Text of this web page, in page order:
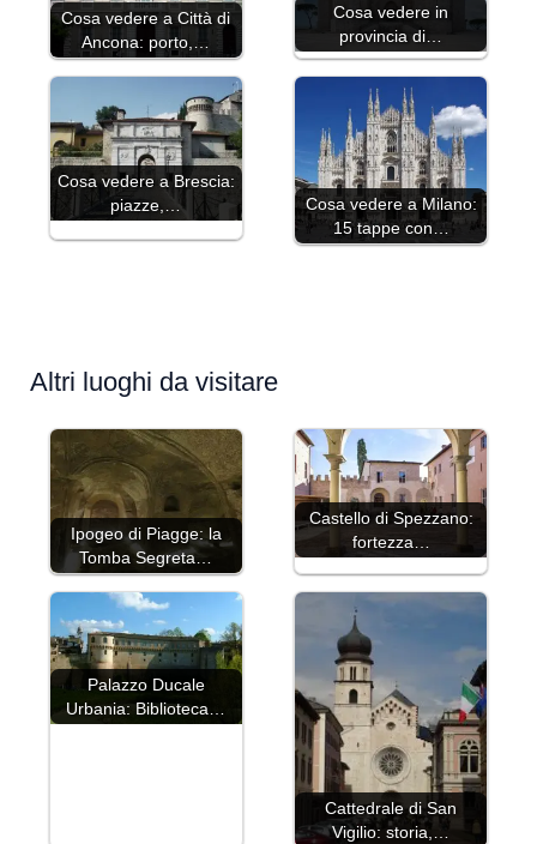
Cosa vedere a Città di
Ancona: porto,…
Cosa vedere in
provincia di…
Cosa vedere a Brescia:
piazze,…
Cosa vedere a Milano:
15 tappe con…
Altri luoghi da visitare
Ipogeo di Piagge: la
Tomba Segreta…
Castello di Spezzano:
fortezza…
Palazzo Ducale
Urbania: Biblioteca…
Cattedrale di San
Vigilio: storia,…